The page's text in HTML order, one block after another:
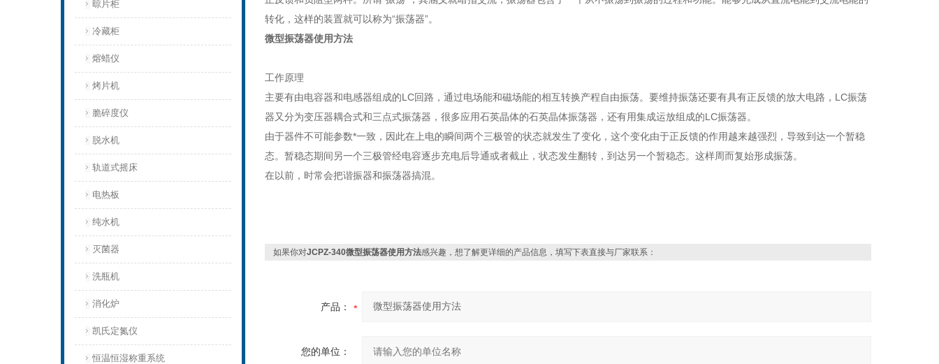
晾片柜
冷藏柜
熔蜡仪
烤片机
脆碎度仪
脱水机
轨道式摇床
电热板
纯水机
灭菌器
洗瓶机
消化炉
凯氏定氮仪
恒温恒湿称重系统
转化，这样的装置就可以称为“振荡器”。
微型振荡器使用方法
工作原理
主要有由电容器和电感器组成的LC回路，通过电场能和磁场能的相互转换产程自由振荡。要维持振荡还要有具有正反馈的放大电路，LC振荡
器又分为变压器耦合式和三点式振荡器，很多应用石英晶体的石英晶体振荡器，还有用集成运放组成的LC振荡器。
由于器件不可能参数*一致，因此在上电的瞬间两个三极管的状态就发生了变化，这个变化由于正反馈的作用越来越强烈，导致到达一个暂稳
态。暂稳态期间另一个三极管经电容逐步充电后导通或者截止，状态发生翻转，到达另一个暂稳态。这样周而复始形成振荡。
在以前，时常会把谐振器和振荡器搞混。
如果你对JCPZ-340微型振荡器使用方法感兴趣，想了解更详细的产品信息，填写下表直接与厂家联系：
产品：
您的单位：